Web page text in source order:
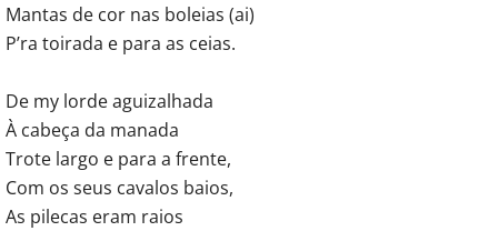
Mantas de cor nas boleias (ai)
P’ra toirada e para as ceias.
De my lorde aguizalhada
À cabeça da manada
Trote largo e para a frente,
Com os seus cavalos baios,
As pilecas eram raios